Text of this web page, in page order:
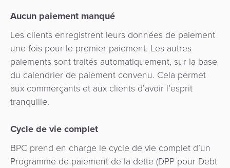
Gestion
des
risques
et
de
la
eGouvernement
la
fraude
ACS
3D
secure
Commerce
Tippay
Système
national
de
paiement
Marketplace
Aucun paiement manqué
Les clients enregistrent leurs données de paiement
une fois pour le premier paiement. Les autres
paiements sont traités automatiquement, sur la base
du calendrier de paiement convenu. Cela permet
aux commerçants et aux clients d’avoir l’esprit
tranquille.
Cycle de vie complet
BPC prend en charge le cycle de vie complet d’un
Programme de paiement de la dette (DPP pour Debt